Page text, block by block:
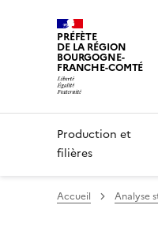
PRÉFÈTE
DE LA RÉGION
BOURGOGNE-
FRANCHE-COMTÉ
Production et
filières
Accueil Analyse